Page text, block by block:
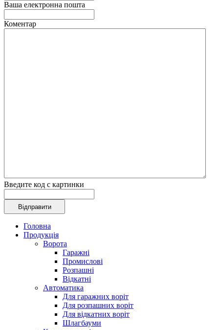
Ваша електронна пошта
Коментар
Введите код с картинки
Головна
Продукція
Ворота
Гаражні
Промислові
Розпашні
Відкатні
Автоматика
Для гаражних воріт
Для розпашних воріт
Для відкатних воріт
Шлагбауми